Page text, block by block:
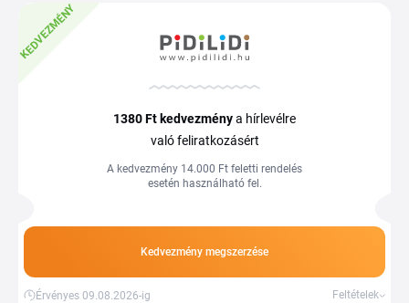
KEDVEZMÉNY
1380 Ft kedvezménya hírlevélre
való feliratkozásért
A kedvezmény 14.000 Ft feletti rendelés
esetén használható fel.
Kedvezmény megszerzése
Érvényes 09.08.2026-ig Feltételek